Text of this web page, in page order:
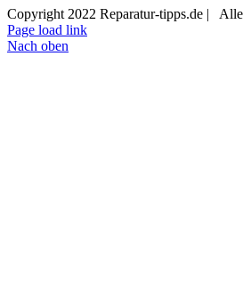
Copyright 2022 Reparatur-tipps.de |
Page load link
Nach oben